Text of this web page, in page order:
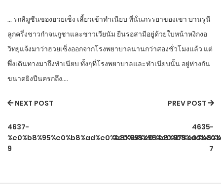
… รถลีมูซีนของฮวยเซ็ง เลี้ยวเข้าทำเนียบ ที่นั่นภรรยาของเขา บานรูนี
ลูกครึ่งชาวกำจนกูชาและชาวเวียนัม ยืนรอสามีอยู่ด้วยใบหน้าหงิกงอ
วิทยุแจ้งมาว่าฮวยเซ็งออกจากโรงพยาบาลนานกว่าสองชั่วโมงแล้ว แต่
พึ่งเดินทางมาถึงทำเนียบ ทั้งๆที่โรงพยาบาลและทำเนียบนั้น อยู่ห่างกัน
ขนาดยิงปืนครกถึง….
NEXT POST
4637-
9
PREV POST
4635-
7